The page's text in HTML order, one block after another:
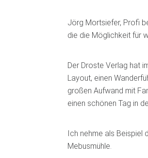
Jörg Mortsiefer, Profi
die die Möglichkeit für
Der Droste Verlag hat
Layout, einen
großen Aufwand mit
einen schönen Tag in
Ich nehme als Beispiel
Mebusmühle.